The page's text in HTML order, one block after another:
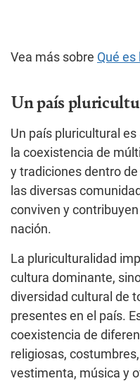
Vea más sobre Qué
Un país
Un país pluricultural
la coexistencia de
y tradiciones dentro
las diversas
conviven y
nación.
La pluriculturalidad
cultura dominante,
diversidad cultural de
presentes en el país.
coexistencia de
religiosas,
vestimenta, música y